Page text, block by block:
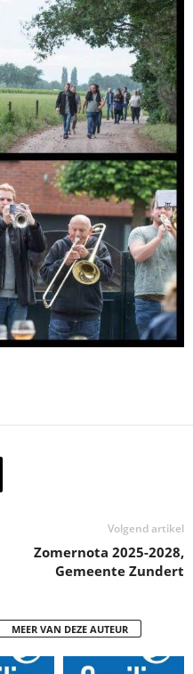
Volgend artikel
Zomernota 2025-2028,
Gemeente Zundert
MEER VAN DEZE AUTEUR